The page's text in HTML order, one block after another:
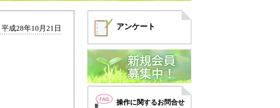
平成28年10月21日
アンケート
操作に関するお問合せ